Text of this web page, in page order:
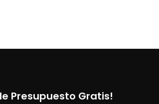
Presupuesto Gratis!